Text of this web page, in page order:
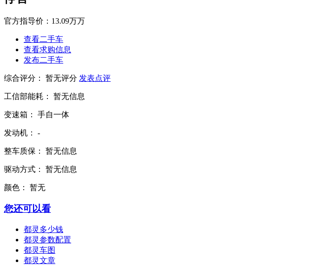
官方指导价： 13.09万万
查看二手车
查看求购信息
发布二手车
综合评分： 暂无评分 发表点评
工信部能耗： 暂无信息
变速箱： 手自一体
发动机： -
整车质保： 暂无信息
驱动方式： 暂无信息
颜色： 暂无
您还可以看
都灵多少钱
都灵参数配置
都灵车图
都灵文章